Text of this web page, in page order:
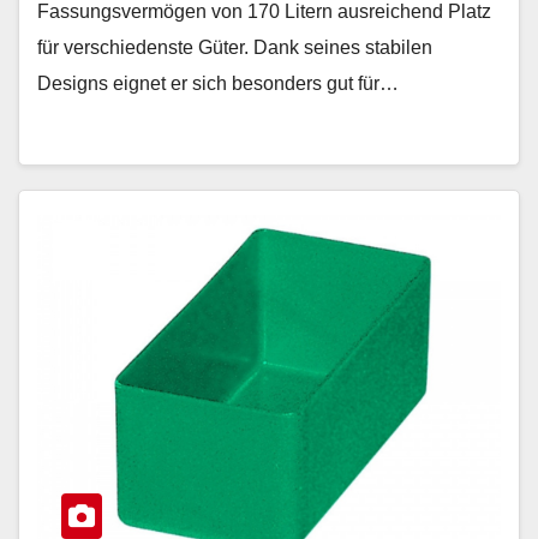
Fassungsvermögen von 170 Litern ausreichend Platz
für verschiedenste Güter. Dank seines stabilen
Designs eignet er sich besonders gut für…